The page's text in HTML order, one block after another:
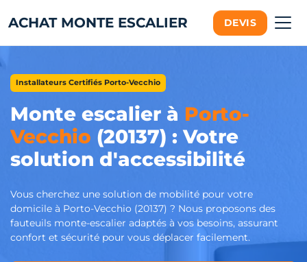
ACHAT MONTE ESCALIER DEVIS
Installateurs Certifiés Porto-Vecchio
Monte escalier à Porto-
Vecchio (20137) : Votre
solution d'accessibilité
Vous cherchez une solution de mobilité pour votre
domicile à Porto-Vecchio (20137) ? Nous proposons des
fauteuils monte-escalier adaptés à vos besoins, assurant
confort et sécurité pour vous déplacer facilement.